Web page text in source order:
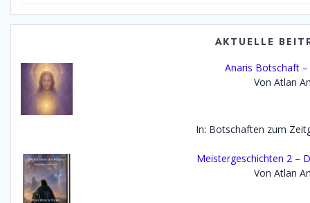
AKTUELLE
Anaris Botschaft
Von Atlan
In: Botschaften zum
Meistergeschichten 2 –
Von Atlan